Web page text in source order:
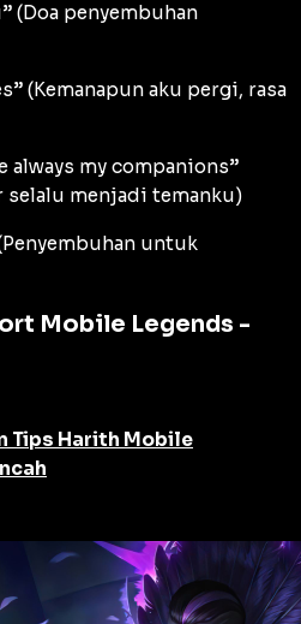
(Doa penyembuhan
(Kemanapun aku pergi, rasa
always my companions”
selalu menjadi temanku)
untuk
Mobile Legends -
Tips Harith Mobile